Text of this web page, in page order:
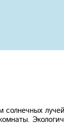
солнечных